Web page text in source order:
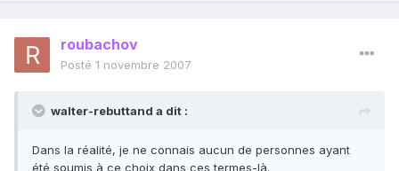
roubachov
Posté 1 novembre 2007
walter-rebuttand a dit :
Dans la réalité, je ne connais aucun de personnes ayant
été soumis à ce choix dans ces termes-là.